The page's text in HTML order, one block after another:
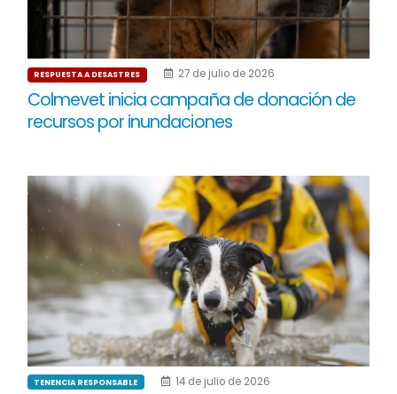
RESPUESTA A DESASTRES 27 de julio de 2026
Colmevet inicia campaña de donación de
recursos por inundaciones
TENENCIA RESPONSABLE 14 de julio de 2026